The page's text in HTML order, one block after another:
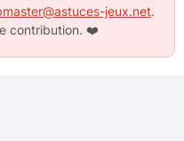
jeux.net.
contribution. ❤️